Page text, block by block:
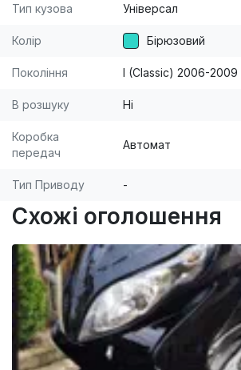
Тип кузова Універсал
Колір Бірюзовий
Покоління I (Classic) 2006-2009
В розшуку Ні
Коробка
передач
Автомат
Тип Приводу -
Схожі оголошення